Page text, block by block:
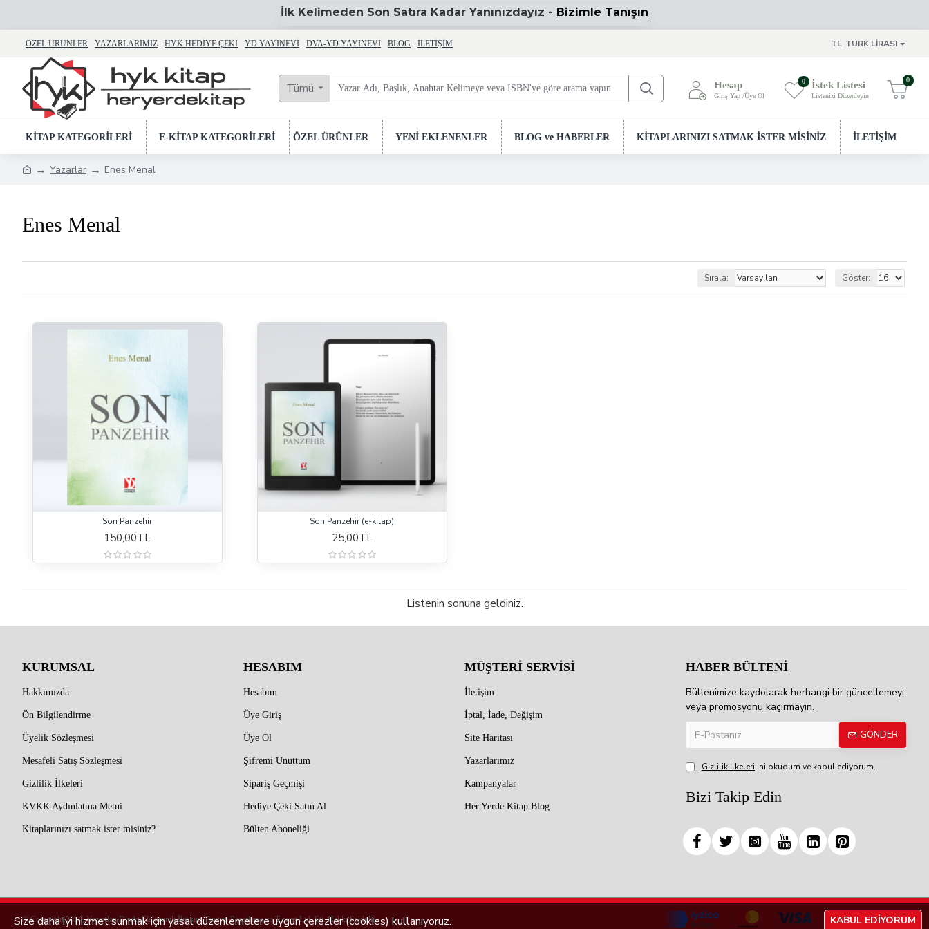
İlk Kelimeden Son Satıra Kadar Yanınızdayız - Bizimle Tanışın
ÖZEL ÜRÜNLER YAZARLARIMIZ HYK HEDIYE ÇEKI YD YAYINEVI DVA-YD YAYINEVI BLOG İLETIŞIM TL TÜRK LIRASI
Tümü Hesap
Giriş Yap /Üye Ol
İstek Listesi
Listenizi Düzenleyin
0 0
KİTAP KATEGORİLERİ E-KİTAP KATEGORİLERİ ÖZEL ÜRÜNLER YENİ EKLENENLER BLOG ve HABERLER KİTAPLARINIZI SATMAK İSTER MİSİNİZ İLETİŞİM
Yazarlar Enes Menal
Enes Menal
Sırala: Göster:
Son Panzehir
150,00TL
Son Panzehir (e-kitap)
25,00TL
Listenin sonuna geldiniz.
KURUMSAL
Hakkımızda
Ön Bilgilendirme
Üyelik Sözleşmesi
Mesafeli Satış Sözleşmesi
Gizlilik İlkeleri
KVKK Aydınlatma Metni
Kitaplarınızı satmak ister misiniz?
HESABIM
Hesabım
Üye Giriş
Üye Ol
Şifremi Unuttum
Sipariş Geçmişi
Hediye Çeki Satın Al
Bülten Aboneliği
MÜŞTERİ SERVİSİ
İletişim
İptal, İade, Değişim
Site Haritası
Yazarlarımız
Kampanyalar
Her Yerde Kitap Blog
HABER BÜLTENİ
Bültenimize kaydolarak herhangi bir güncellemeyi
veya promosyonu kaçırmayın.
GÖNDER
Gizlilik İlkeleri 'ni okudum ve kabul ediyorum.
Bizi Takip Edin
© Copyright 2024, Yazardan Direkt Elektronik İletişim Tanıtım Pazarlama ve Ticaret Ltd. Şti. Hakkı Saklıdır. KABUL EDIYORUM
Size daha iyi hizmet sunmak için yasal düzenlemelere uygun çerezler (cookies) kullanıyoruz.